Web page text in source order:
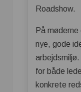
Roadshow.
På
nye, gode
for både
konkrete